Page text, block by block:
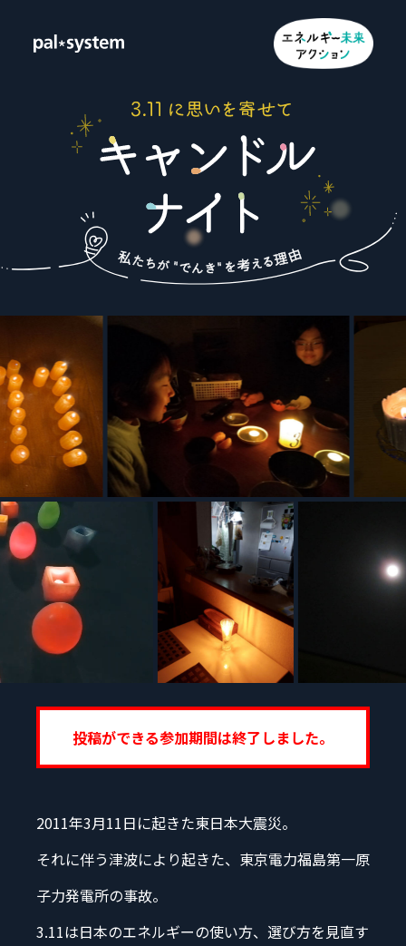
投稿ができる参加期間は終了しました。
2011年3月11日に起きた東日本大震災。
それに伴う津波により起きた、東京電力福島第一原
子力発電所の事故。
3.11は日本のエネルギーの使い方、選び方を見直す